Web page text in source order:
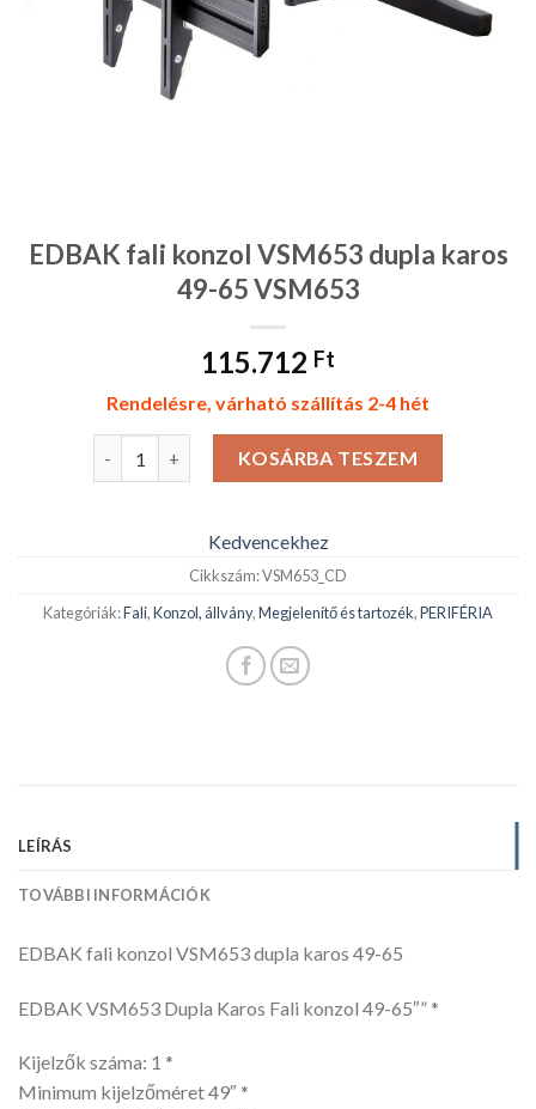
EDBAK fali konzol VSM653 dupla karos
49-65 VSM653
115.712 Ft
Rendelésre, várható szállítás 2-4 hét
EDBAK fali konzol VSM653 dupla karos 49-65 VSM653
KOSÁRBA TESZEM
Kedvencekhez
Cikkszám:VSM653_CD
Kategóriák:Fali,Konzol, állvány,Megjelenítő és tartozék,PERIFÉRIA
LEÍRÁS
TOVÁBBI INFORMÁCIÓK
EDBAK fali konzol VSM653 dupla karos 49-65
EDBAK VSM653 Dupla Karos Fali konzol 49-65″” *
Kijelzők száma: 1 *
Minimum kijelzőméret 49″ *